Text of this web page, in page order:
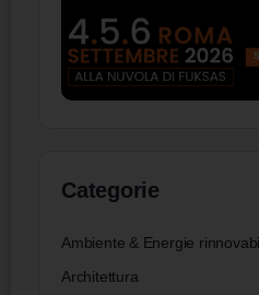
Categorie
Ambiente & Energie
Architettura